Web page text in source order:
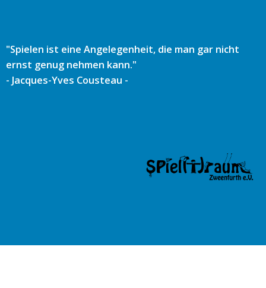
"Spielen ist eine Angelegenheit, die man gar nicht
ernst genug nehmen kann."
- Jacques-Yves Cousteau -